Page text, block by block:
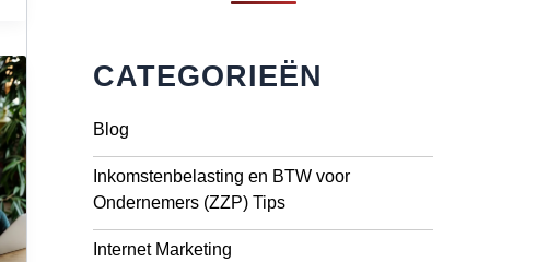
CATEGORIEËN
Blog
Inkomstenbelasting en BTW voor
Ondernemers (ZZP) Tips
Internet Marketing